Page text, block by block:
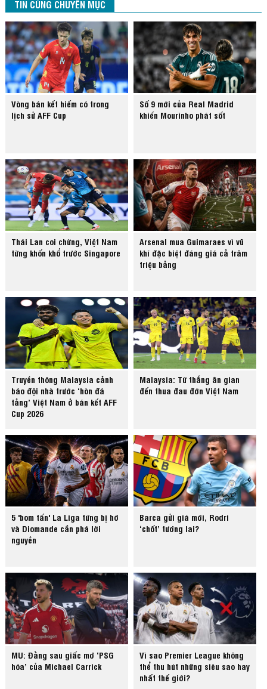
TIN CÙNG CHUYÊN MỤC
Vòng bán kết hiếm có trong
lịch sử AFF Cup
Số 9 mới của Real Madrid
khiến Mourinho phát sốt
Thái Lan coi chừng, Việt Nam
từng khốn khổ trước Singapore
Arsenal mua Guimaraes vì vũ
khí đặc biệt đáng giá cả trăm
triệu bảng
Truyền thông Malaysia cảnh
báo đội nhà trước ‘hòn đá
tảng’ Việt Nam ở bán kết AFF
Cup 2026
Malaysia: Từ thắng ăn gian
đến thua đau đớn Việt Nam
5 'bom tấn' La Liga từng bị hớ
và Diomande cần phá lời
nguyền
Barca gửi giá mới, Rodri
‘chốt’ tương lai?
MU: Đằng sau giấc mơ ‘PSG
hóa’ của Michael Carrick
Vì sao Premier League không
thể thu hút những siêu sao hay
nhất thế giới?